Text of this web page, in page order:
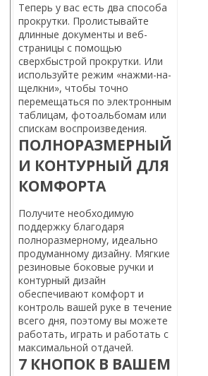
Теперь у вас есть два способа
прокрутки. Пролистывайте
длинные документы и веб-
страницы с помощью
сверхбыстрой прокрутки. Или
используйте режим «нажми-на-
щелкни», чтобы точно
перемещаться по электронным
таблицам, фотоальбомам или
спискам воспроизведения.
ПОЛНОРАЗМЕРНЫЙ
И КОНТУРНЫЙ ДЛЯ
КОМФОРТА
Получите необходимую
поддержку благодаря
полноразмерному, идеально
продуманному дизайну. Мягкие
резиновые боковые ручки и
контурный дизайн
обеспечивают комфорт и
контроль вашей руке в течение
всего дня, поэтому вы можете
работать, играть и работать с
максимальной отдачей.
7 КНОПОК В ВАШЕМ